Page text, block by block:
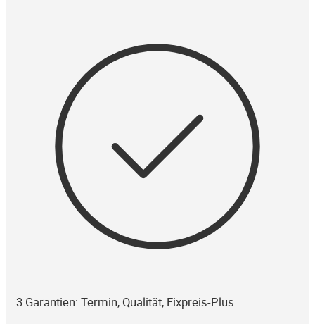
3 Garantien: Termin, Qualität, Fixpreis-Plus